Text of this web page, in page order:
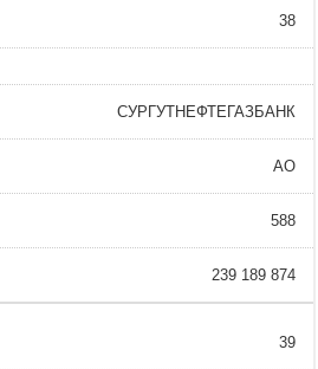
38
СУРГУТНЕФТЕГАЗБАНК
АО
588
239 189 874
39